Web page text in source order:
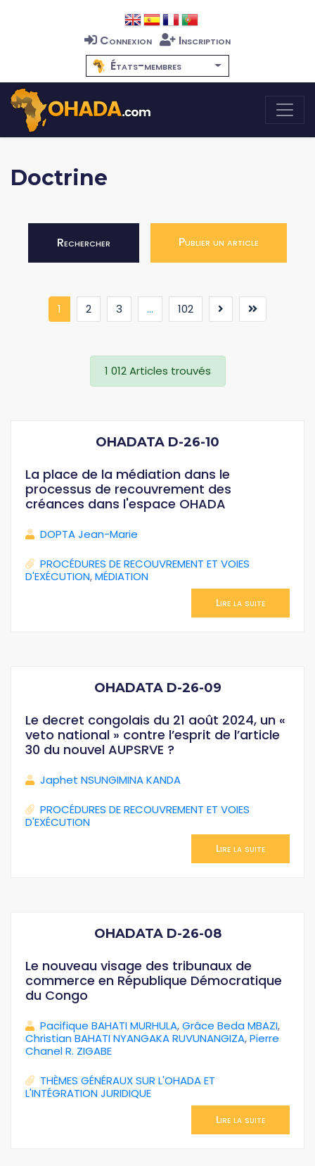
Connexion
Inscription
États-membres
Doctrine
Rechercher Publier un article
1 (current)
2 3 ... 102
1 012 Articles trouvés
OHADATA D-26-10
La place de la médiation dans le
processus de recouvrement des
créances dans l'espace OHADA
DOPTA Jean-Marie
PROCÉDURES DE RECOUVREMENT ET VOIES
D'EXÉCUTION,MÉDIATION
Lire la suite
OHADATA D-26-09
Le decret congolais du 21 août 2024, un «
veto national » contre l’esprit de l’article
30 du nouvel AUPSRVE ?
Japhet NSUNGIMINA KANDA
PROCÉDURES DE RECOUVREMENT ET VOIES
D'EXÉCUTION
Lire la suite
OHADATA D-26-08
Le nouveau visage des tribunaux de
commerce en République Démocratique
du Congo
Pacifique BAHATI MURHULA,Grâce Beda MBAZI,
Christian BAHATI NYANGAKA RUVUNANGIZA,Pierre
Chanel R. ZIGABE
THÈMES GÉNÉRAUX SUR L'OHADA ET
L'INTÉGRATION JURIDIQUE
Lire la suite